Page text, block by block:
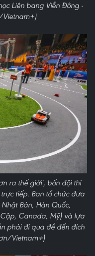
Liên bang Viễn Đông -
Vietnam+)
ra thế giới', bốn đội thi
tiếp. Ban tổ chức đưa
Bản, Hàn Quốc,
Canada, Mỹ) và lựa
phải đi qua để đến đích
Vietnam+)